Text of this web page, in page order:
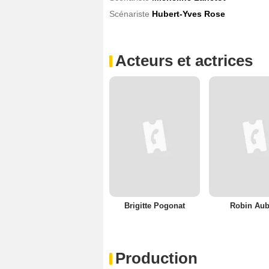
Scénariste Hubert-Yves Rose
Acteurs et actrices
Brigitte Pogonat Robin
Production